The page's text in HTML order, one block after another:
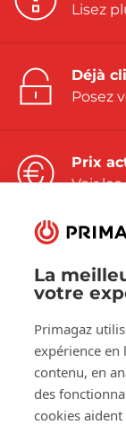
La
votre
Primagaz
expérience
contenu, en
des
cookies
Lisez
Déjà
Posez
Prix
Voir
Suivez-nous sur:
Facebook
À propos de